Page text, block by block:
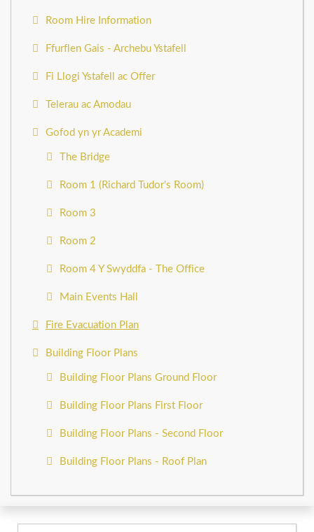
Room Hire Information
Ffurflen Gais - Archebu Ystafell
Fi Llogi Ystafell ac Offer
Telerau ac Amodau
Gofod yn yr Academi
The Bridge
Room 1 (Richard Tudor's Room)
Room 3
Room 2
Room 4 Y Swyddfa - The Office
Main Events Hall
Fire Evacuation Plan
Building Floor Plans
Building Floor Plans Ground Floor
Building Floor Plans First Floor
Building Floor Plans - Second Floor
Building Floor Plans - Roof Plan